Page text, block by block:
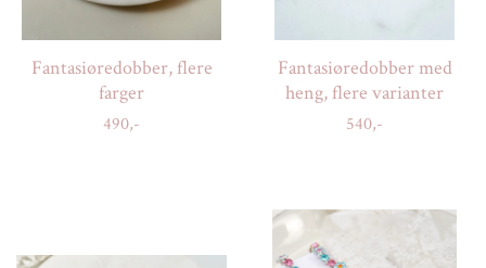
Fantasiøredobber, flere
farger
490,-
Fantasiøredobber med
heng, flere varianter
540,-